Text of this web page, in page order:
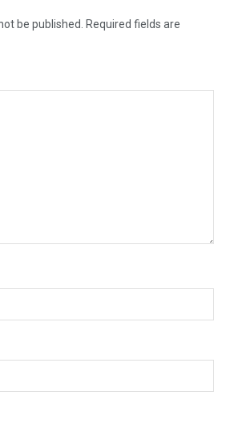
be published. Required fields are